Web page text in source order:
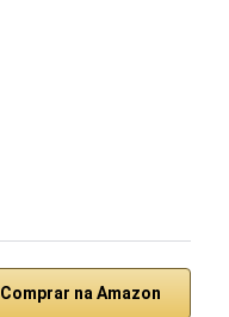
Comprar na Amazon